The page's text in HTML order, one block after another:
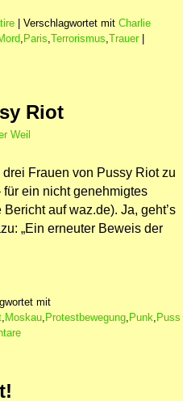
| Verschlagwortet mit Charlie
Paris Terrorismus Trauer |
Riot
Weil
Frauen von Pussy Riot zu
ein nicht genehmigtes
auf waz.de). Ja, geht’s
„Ein erneuter Beweis der
mit
, Moskau, Protestbewegung, Punk, Puss